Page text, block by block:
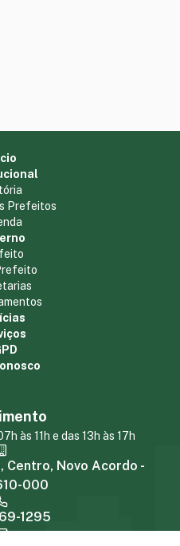
Prefeitos
às 11h e das 13h às 17h
Centro, Novo Acordo -
000
1295